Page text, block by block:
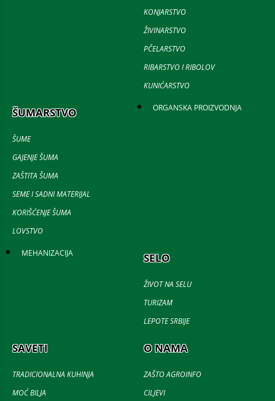
KONJARSTVO
ŽIVINARSTVO
PČELARSTVO
RIBARSTVO I RIBOLOV
KUNIĆARSTVO
ŠUMARSTVO
ŠUME
GAJENJE ŠUMA
ZAŠTITA ŠUMA
SEME I SADNI MATERIJAL
KORIŠĆENJE ŠUMA
LOVSTVO
ORGANSKA PROIZVODNJA
MEHANIZACIJA SELO
ŽIVOT NA SELU
TURIZAM
LEPOTE SRBIJE
SAVETI
TRADICIONALNA KUHINJA
MOĆ BILJA
O NAMA
ZAŠTO AGROINFO
CILJEVI